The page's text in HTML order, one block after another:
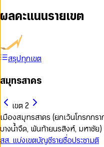
ผลคะแนนรายเขต
สรุปทุกเขต
สมุทรสาคร
เขต 2
เมืองสมุทรสาคร (ยกเว้นโกรกกร
บางน้ำจืด, พันท้ายนรสิงห์, มหาชัย)
สส. แบ่งเขตบัญชีรายชื่อประชามติ